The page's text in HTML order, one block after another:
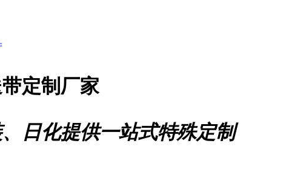
定制厂家
日化提供一站式特殊定制